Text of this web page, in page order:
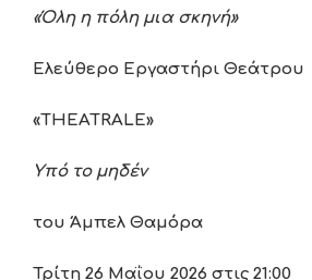
«Όλη η πόλη μια σκηνή»
Ελεύθερο Εργαστήρι Θεάτρου
«THEATRALE»
Υπό το μηδέν
του Άμπελ Θαμόρα
Τρίτη 26 Μαΐου 2026 στις 21:00